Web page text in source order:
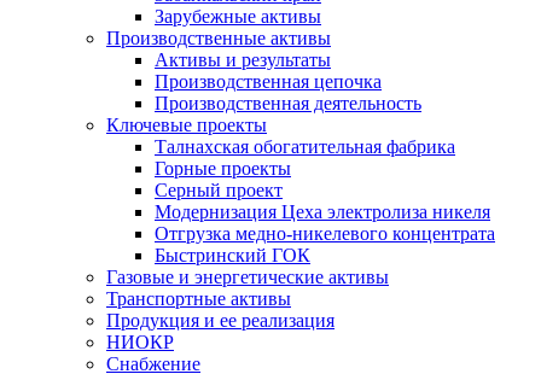
Зарубежные активы
Производственные активы
Активы и результаты
Производственная цепочка
Производственная деятельность
Ключевые проекты
Талнахская обогатительная фабрика
Горные проекты
Серный проект
Модернизация Цеха электролиза никеля
Отгрузка медно-никелевого концентрата
Быстринский ГОК
Газовые и энергетические активы
Транспортные активы
Продукция и ее реализация
НИОКР
Снабжение